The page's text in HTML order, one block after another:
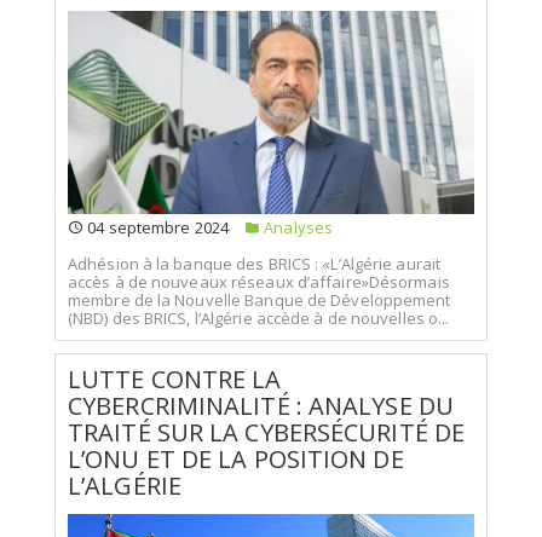
04 septembre 2024
Analyses
Adhésion à la banque des BRICS : «L’Algérie aurait
accès à de nouveaux réseaux d’affaire»Désormais
membre de la Nouvelle Banque de Développement
(NBD) des BRICS, l’Algérie accède à de nouvelles o...
LUTTE CONTRE LA
CYBERCRIMINALITÉ : ANALYSE DU
TRAITÉ SUR LA CYBERSÉCURITÉ DE
L’ONU ET DE LA POSITION DE
L’ALGÉRIE